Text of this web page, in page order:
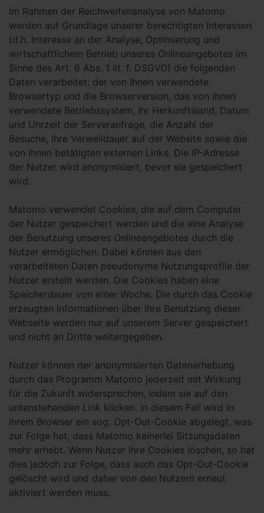
Im Rahmen der Reichweitenanalyse von Matomo
werden auf Grundlage unserer berechtigten Interessen
(d.h. Interesse an der Analyse, Optimierung und
wirtschaftlichem Betrieb unseres Onlineangebotes im
Sinne des Art. 6 Abs. 1 lit. f. DSGVO) die folgenden
Daten verarbeitet: der von Ihnen verwendete
Browsertyp und die Browserversion, das von Ihnen
verwendete Betriebssystem, Ihr Herkunftsland, Datum
und Uhrzeit der Serveranfrage, die Anzahl der
Besuche, Ihre Verweildauer auf der Website sowie die
von Ihnen betätigten externen Links. Die IP-Adresse
der Nutzer wird anonymisiert, bevor sie gespeichert
wird.
Matomo verwendet Cookies, die auf dem Computer
der Nutzer gespeichert werden und die eine Analyse
der Benutzung unseres Onlineangebotes durch die
Nutzer ermöglichen. Dabei können aus den
verarbeiteten Daten pseudonyme Nutzungsprofile der
Nutzer erstellt werden. Die Cookies haben eine
Speicherdauer von einer Woche. Die durch das Cookie
erzeugten Informationen über Ihre Benutzung dieser
Webseite werden nur auf unserem Server gespeichert
und nicht an Dritte weitergegeben.
Nutzer können der anonymisierten Datenerhebung
durch das Programm Matomo jederzeit mit Wirkung
für die Zukunft widersprechen, indem sie auf den
untenstehenden Link klicken. In diesem Fall wird in
ihrem Browser ein sog. Opt-Out-Cookie abgelegt, was
zur Folge hat, dass Matomo keinerlei Sitzungsdaten
mehr erhebt. Wenn Nutzer ihre Cookies löschen, so hat
dies jedoch zur Folge, dass auch das Opt-Out-Cookie
gelöscht wird und daher von den Nutzern erneut
aktiviert werden muss.